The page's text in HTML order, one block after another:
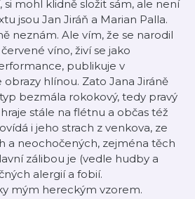
si mohl klidně složit sám, ale není
jsou Jan Jiráň a Marian Palla.
neznám. Ale vím, že se narodil
víno, živí se jako
publikuje v
hlínou. Zato Jana Jiráně
bezmála rokokový, tedy pravý
stále na flétnu a občas též
i jeho strach z venkova, ze
a neochočených, zejména těch
zálibou je (vedle hudby a
alergií a fobií.
mým hereckým vzorem.